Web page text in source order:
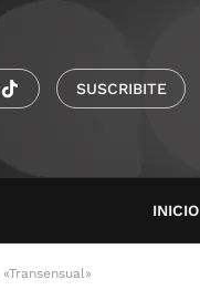
SUSCRIBITE
INICIO